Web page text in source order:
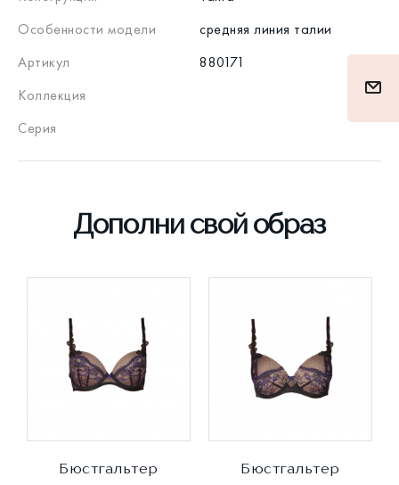
Особенности модели
средняя линия талии
Артикул
880171
Коллекция
Серия
Дополни свой образ
Бюстгальтер Бюстгальтер